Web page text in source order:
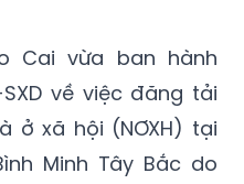
Cai vừa ban hành
về việc đăng tải
ở xã hội (NƠXH) tại
Minh Tây Bắc do